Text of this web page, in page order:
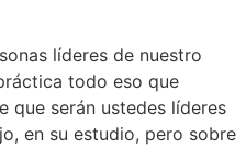
líderes de nuestro
todo eso que
que serán ustedes líderes
en su estudio, pero sobre